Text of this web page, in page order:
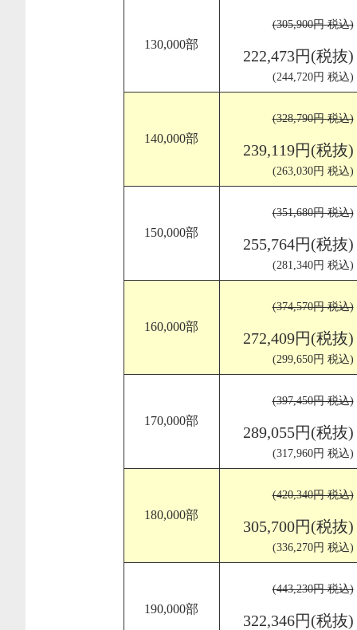
130,000部
(305,900円 税込)
222,473円(税抜)
(244,720円 税込)
140,000部
(328,790円 税込)
239,119円(税抜)
(263,030円 税込)
150,000部
(351,680円 税込)
255,764円(税抜)
(281,340円 税込)
160,000部
(374,570円 税込)
272,409円(税抜)
(299,650円 税込)
170,000部
(397,450円 税込)
289,055円(税抜)
(317,960円 税込)
180,000部
(420,340円 税込)
305,700円(税抜)
(336,270円 税込)
190,000部
(443,230円 税込)
322,346円(税抜)